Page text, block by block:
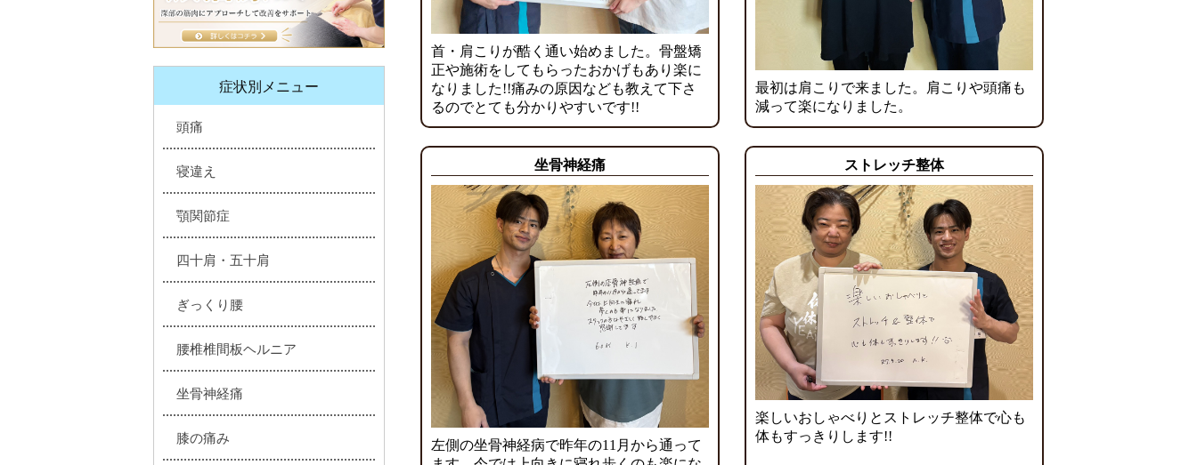
首・肩こりが酷く通い始めました。骨盤矯
正や施術をしてもらったおかげもあり楽に
なりました!!痛みの原因なども教えて下さ
るのでとても分かりやすいです!!
最初は肩こりで来ました。肩こりや頭痛も
減って楽になりました。
坐骨神経痛
左側の坐骨神経病で昨年の11月から通って
ストレッチ整体
楽しいおしゃべりとストレッチ整体で心も
体もすっきりします!!
症状別メニュー
頭痛
寝違え
顎関節症
四十肩・五十肩
ぎっくり腰
腰椎椎間板ヘルニア
坐骨神経痛
膝の痛み